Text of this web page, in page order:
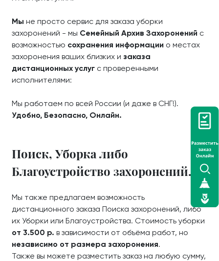
Мы не просто сервис для заказа уборки
захоронений - мы Семейный Архив Захоронений с
возможностью сохранения информации о местах
захоронения ваших близких и заказа
дистанционных услуг с проверенными
исполнителями:
Мы работаем по всей России (и даже в СНГ!).
Удобно, Безопасно, Онлайн.
Поиск, Уборка либо
Благоустройство захоронений.
Мы также предлагаем возможность
дистанционного заказа Поиска захоронений, либо
их Уборки или Благоустройства. Стоимость уборки
от 3.500 р. в зависимости от объёма работ, но
независимо от размера захоронения.
Также вы можете разместить заказ на любую сумму,